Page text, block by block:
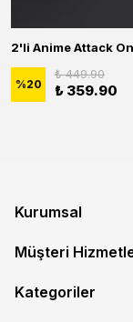
%20
₺ 449.90
₺ 359.90
Kurumsal
Müşteri
Kategoriler